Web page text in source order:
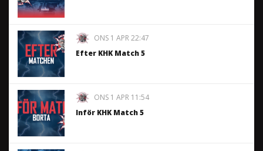
ONS 1 APR 22:47
Efter KHK Match 5
ONS 1 APR 11:54
Inför KHK Match 5